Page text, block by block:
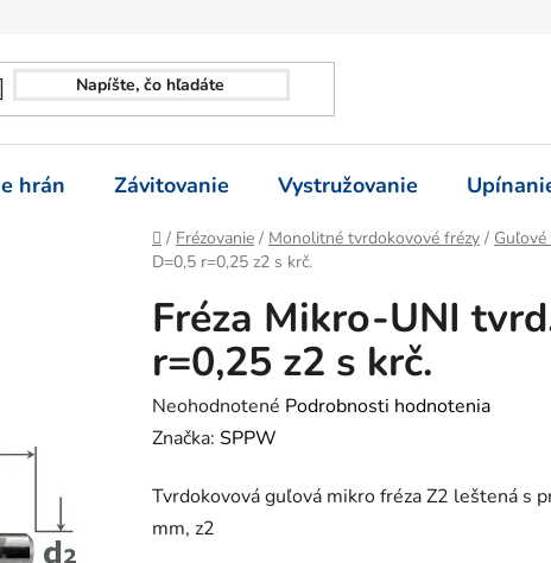
hrán Závitovanie Vystružovanie
Domov
/ Frézovanie / Monolitné tvrdokovové frézy /
D=0,5 r=0,25 z2 s krč.
Fréza Mikro-UNI
r=0,25 z2 s krč.
Priemerné
hodnotenie
je
0,0
Neohodnotené Podrobnosti hodnotenia
Značka: SPPW
Tvrdokovová guľová mikro fréza Z2 leštená s
mm, z2